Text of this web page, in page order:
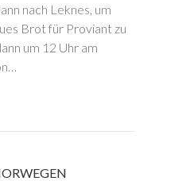
nach Leknes, um
Brot für Proviant zu
um 12 Uhr am